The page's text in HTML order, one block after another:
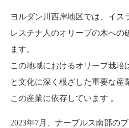
ヨルダン川西岸地区では、イス
レスチナ人のオリーブの木への
ます。
この地域におけるオリーブ栽培
と文化に深く根ざした重要な産
この産業に依存しています 。
2023年7月、ナーブルス南部の